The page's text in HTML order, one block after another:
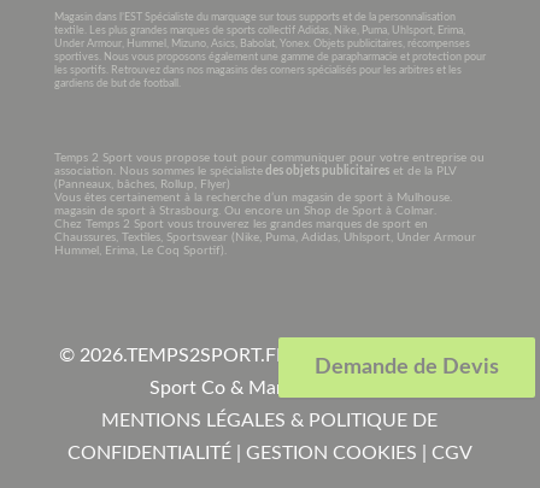
Magasin dans l’EST Spécialiste du marquage sur tous supports et de la personnalisation
textile. Les plus grandes marques de sports collectif Adidas, Nike, Puma, Uhlsport, Erima,
Under Armour, Hummel, Mizuno, Asics, Babolat, Yonex. Objets publicitaires, récompenses
sportives. Nous vous proposons également une gamme de parapharmacie et protection pour
les sportifs. Retrouvez dans nos magasins des corners spécialisés pour les arbitres et les
gardiens de but de football.
Temps 2 Sport vous propose tout pour communiquer pour votre entreprise ou
association. Nous sommes le spécialistedes objets publicitaireset de la PLV
(Panneaux, bâches, Rollup, Flyer)
Vous êtes certainement à la recherche d’un magasin de sport à Mulhouse.
magasin de sport à Strasbourg. Ou encore un Shop de Sport à Colmar.
Chez Temps 2 Sport vous trouverez les grandes marques de sport en
Chaussures, Textiles, Sportswear (Nike, Puma, Adidas, Uhlsport, Under Armour
Hummel, Erima, Le Coq Sportif).
Demande de Devis
© 2026.TEMPS2SPORT.FR. Tous droits réservés à
Sport Co & Marquage SARL
MENTIONS LÉGALES & POLITIQUE DE
CONFIDENTIALITÉ| GESTION COOKIES CGV